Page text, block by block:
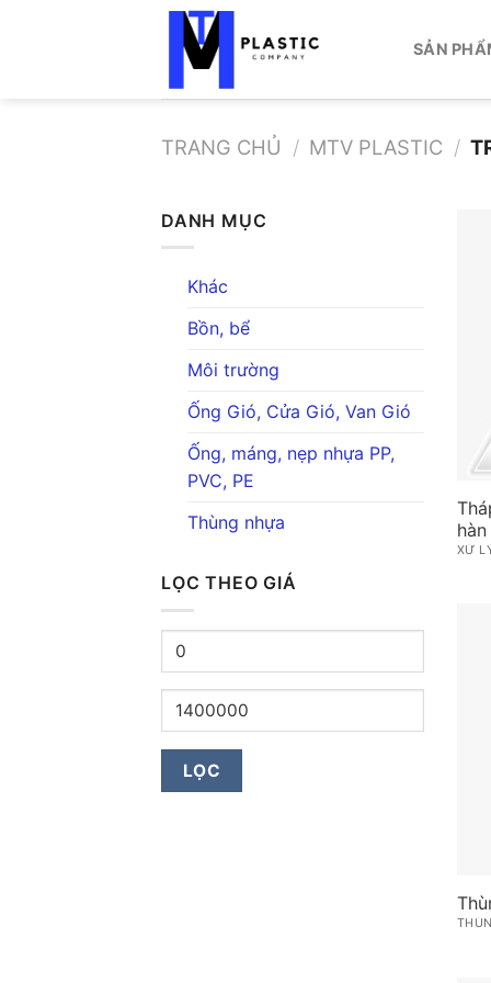
SẢN
TRANG CHỦ / MTV PLASTIC /
DANH MỤC
Khác
Bồn, bể
Môi trường
Ống Gió, Cửa Gió, Van Gió
Ống, máng, nẹp nhựa PP,
PVC, PE
Thùng nhựa
LỌC THEO GIÁ
Giá
thiểu
Giá
tối
đa
LỌC
XỬ